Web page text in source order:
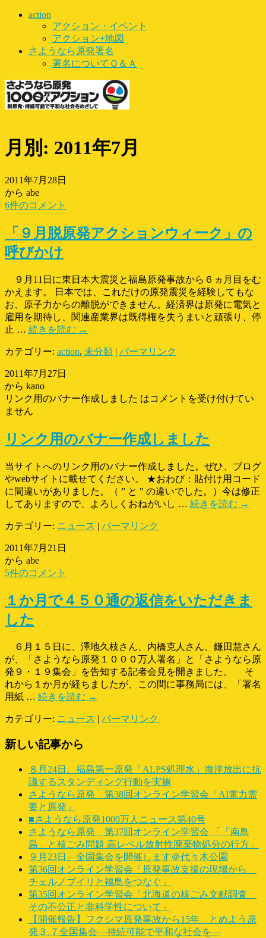
action
アクション・イベント
アクション+地図
さようなら原発署名
署名についてＱ＆Ａ
月別: 2011年7月
2011年7月28日
から abe
6件のコメント
「９月脱原発アクションウィーク」の
呼びかけ
９月11日に東日本大震災と福島原発事故から６ヵ月目をむ
かえます。 日本では、これだけの原発震災を経験してもな
お、原子力からの離脱ができません。経済界は原発に電気と
雇用を期待し、関連産業界は既得権を失うまいと頑張り、停
止 … 続きを読む →
カテゴリー: action, 未分類 | パーマリンク
2011年7月27日
から kano
リンク用のバナー作成しました はコメントを受け付けてい
ません
リンク用のバナー作成しました
当サイトへのリンク用のバナー作成しました。ぜひ、ブログ
やwebサイトに載せてください。 ★おわび：貼付け用コード
に間違いがありました。（ ” と " の違いでした。）今は修正
してありますので、よろしくおねがいし … 続きを読む →
カテゴリー: ニュース | パーマリンク
2011年7月21日
から abe
5件のコメント
１か月で４５０通の返信をいただきま
した
６月１５日に、澤地久枝さん、内橋克人さん、鎌田慧さん
が、「さようなら原発１０００万人署名」と「さようなら原
発９・１９集会」を告知する記者会見を開きました。 そ
れから１か月が経ちましたが、この間に事務局には、「署名
用紙 … 続きを読む →
カテゴリー: ニュース | パーマリンク
新しい記事から
８月24日、福島第一原発「ALPS処理水」海洋放出に抗
議するスタンディング行動を実施
さようなら原発 第38回オンライン学習会「AI電力需
要と原発」
■さようなら原発1000万人ニュース第40号
さようなら原発 第37回オンライン学習会 「「南鳥
島」と核ごみ問題 高レベル放射性廃棄物処分の行方」
９月23日、全国集会を開催します＠代々木公園
第36回オンライン学習会「原発事故支援の現場から
チェルノブイリと福島をつなぐ」
第35回オンライン学習会「北海道の核ごみ文献調査
その不公正と非科学性について」
【開催報告】フクシマ原発事故から15年 とめよう原
発３.７全国集会―持続可能で平和な社会を―